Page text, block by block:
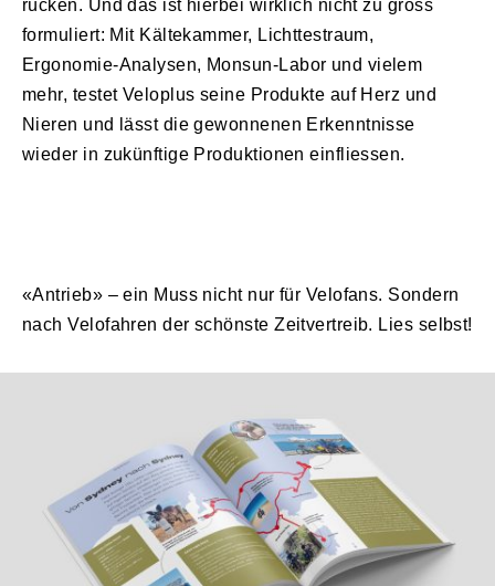
rücken. Und das ist hierbei wirklich nicht zu gross
formuliert: Mit Kältekammer, Lichttestraum,
Ergonomie-Analysen, Monsun-Labor und vielem
mehr, testet Veloplus seine Produkte auf Herz und
Nieren und lässt die gewonnenen Erkenntnisse
wieder in zukünftige Produktionen einfliessen.
«Antrieb» – ein Muss nicht nur für Velofans. Sondern
nach Velofahren der schönste Zeitvertreib. Lies selbst!